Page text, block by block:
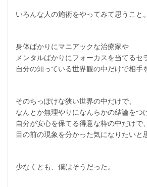
いろんな人の施術をやってみて思うこと。
身体ばかりにマニアックな治療家や
メンタルばかりにフォーカスを当てるセ
自分の知っている世界観の中だけで相手
そのちっぽけな狭い世界の中だけで、
なんとか無理やりになんらかの結論をつ
自分が安心を保てる得意な枠の中だけで、
目の前の現象を分かった気になりたいと
少なくとも、僕はそうだった。